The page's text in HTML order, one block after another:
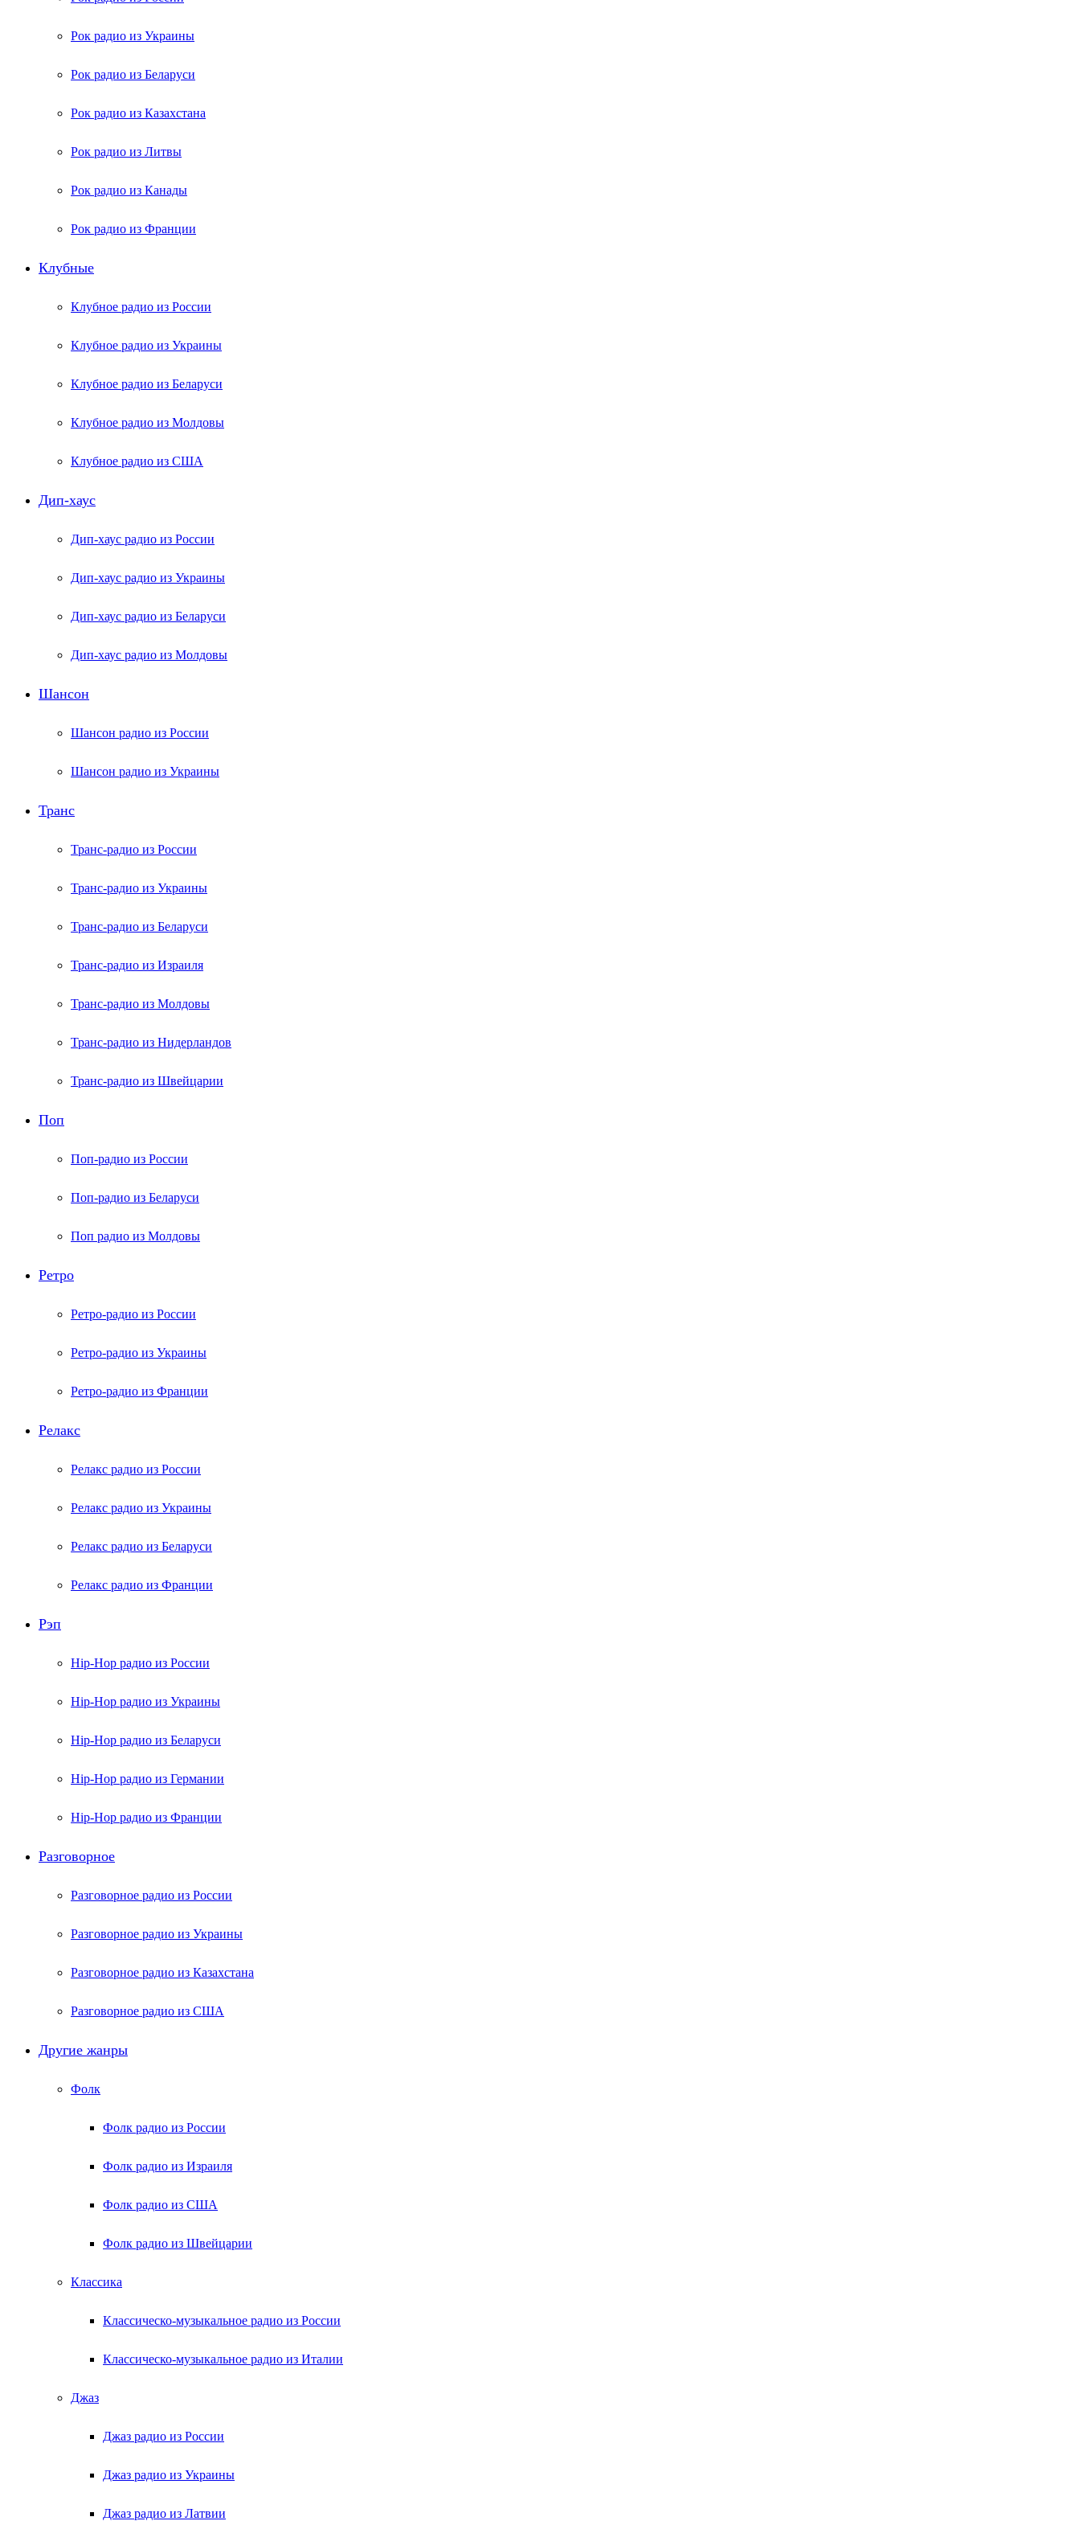
Рок радио из Украины
Рок радио из Беларуси
Рок радио из Казахстана
Рок радио из Литвы
Рок радио из Канады
Рок радио из Франции
Клубные
Клубное радио из России
Клубное радио из Украины
Клубное радио из Беларуси
Клубное радио из Молдовы
Клубное радио из США
Дип-хаус
Дип-хаус радио из России
Дип-хаус радио из Украины
Дип-хаус радио из Беларуси
Дип-хаус радио из Молдовы
Шансон
Шансон радио из России
Шансон радио из Украины
Транс
Транс-радио из России
Транс-радио из Украины
Транс-радио из Беларуси
Транс-радио из Израиля
Транс-радио из Молдовы
Транс-радио из Нидерландов
Транс-радио из Швейцарии
Поп
Поп-радио из России
Поп-радио из Беларуси
Поп радио из Молдовы
Ретро
Ретро-радио из России
Ретро-радио из Украины
Ретро-радио из Франции
Релакс
Релакс радио из России
Релакс радио из Украины
Релакс радио из Беларуси
Релакс радио из Франции
Рэп
Hip-Hop радио из России
Hip-Hop радио из Украины
Hip-Hop радио из Беларуси
Hip-Hop радио из Германии
Hip-Hop радио из Франции
Разговорное
Разговорное радио из России
Разговорное радио из Украины
Разговорное радио из Казахстана
Разговорное радио из США
Другие жанры
Фолк
Фолк радио из России
Фолк радио из Израиля
Фолк радио из США
Фолк радио из Швейцарии
Классика
Классическо-музыкальное радио из России
Классическо-музыкальное радио из Италии
Джаз
Джаз радио из России
Джаз радио из Украины
Джаз радио из Латвии